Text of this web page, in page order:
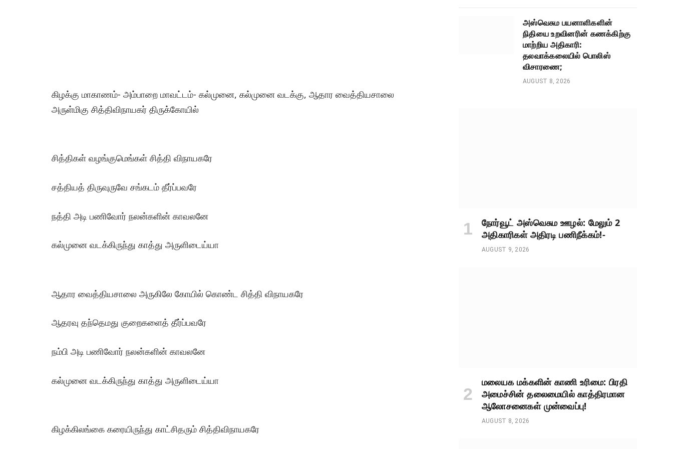
கிழக்கு மாகாணம்- அம்பாறை மாவட்டம்- கல்முனை, கல்முனை வடக்கு, ஆதார வைத்தியசாலை
அருள்மிகு சித்திவிநாயகர் திருக்கோயில்
சித்திகள் வழங்குமெங்கள் சித்தி விநாயகரே
சத்தியத் திருவுருவே சங்கடம் தீர்ப்பவரே
நத்தி அடி பணிவோர் நலன்களின் காவலனே
கல்முனை வடக்கிருந்து காத்து அருளிடைய்யா
ஆதார வைத்தியசாலை அருகிலே கோயில் கொண்ட சித்தி விநாயகரே
ஆதரவு தந்தெமது குறைகளைத் தீர்ப்பவரே
நம்பி அடி பணிவோர் நலன்களின் காவலனே
கல்முனை வடக்கிருந்து காத்து அருளிடைய்யா
கிழக்கிலங்கை கரையிருந்து காட்சிதரும் சித்திவிநாயகரே
அஸ்வெசும பயனாளிகளின்
நிதியை உறவினரின் கணக்கிற்கு
மாற்றிய அதிகாரி:
தலவாக்கலையில் பொலிஸ்
விசாரணை;
AUGUST 8, 2026
நோர்வூட் அஸ்வெசும ஊழல்: மேலும் 2
அதிகாரிகள் அதிரடி பணிநீக்கம்!-
AUGUST 9, 2026
மலையக மக்களின் காணி உரிமை: பிரதி
அமைச்சின் தலைமையில் காத்திரமான
ஆலோசனைகள் முன்வைப்பு!
AUGUST 8, 2026